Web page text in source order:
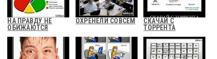
НА ПРАВДУ НЕ
ОБИЖАЮТСЯ
ОХРЕНЕЛИ СОВСЕМ
СКАЧАЙ С
ТОРРЕНТА